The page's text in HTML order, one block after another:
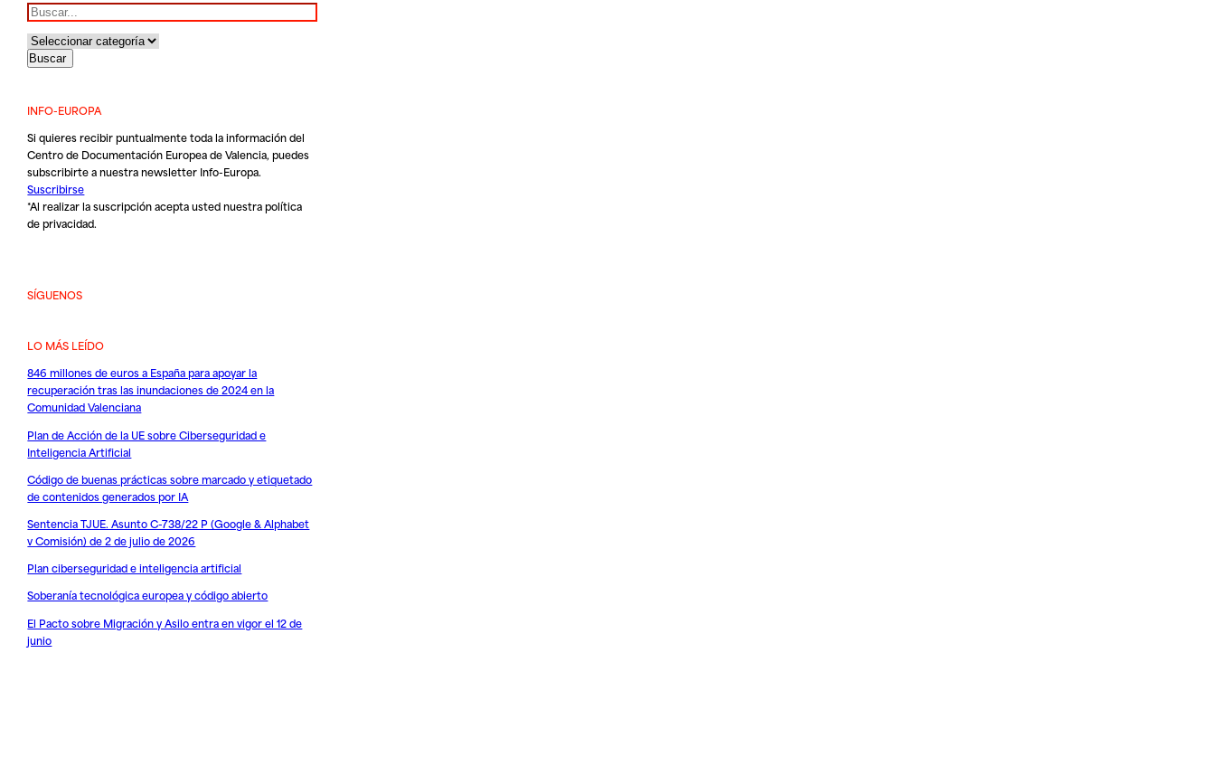
Buscar
INFO-EUROPA
Si quieres recibir puntualmente toda la información del
Centro de Documentación Europea de Valencia, puedes
subscribirte a nuestra newsletter Info-Europa.
Suscribirse
*Al realizar la suscripción acepta usted nuestrapolítica
de privacidad.
SÍGUENOS
LO MÁS LEÍDO
846 millones de euros a España para apoyar la
recuperación tras las inundaciones de 2024 en la
Comunidad Valenciana
Plan de Acción de la UE sobre Ciberseguridad e
Inteligencia Artificial
Código de buenas prácticas sobre marcado y etiquetado
de contenidos generados por IA
Sentencia TJUE. Asunto C-738/22 P (Google & Alphabet
v Comisión) de 2 de julio de 2026
Plan ciberseguridad e inteligencia artificial
Soberanía tecnológica europea y código abierto
El Pacto sobre Migración y Asilo entra en vigor el 12 de
junio